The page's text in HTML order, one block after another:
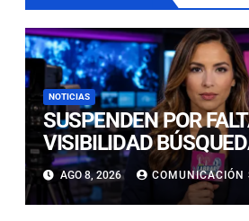
NOTICIAS
SUSPENDEN POR
VISIBILIDAD
CALDERILLA:
RETOMARÁ ESTE
AGO 8, 2026 COMUNICACIÓN